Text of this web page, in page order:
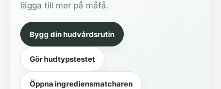
lägga till mer på måfå.
Bygg din hudvårdsrutin
Gör hudtypstestet
Öppna ingrediensmatcharen